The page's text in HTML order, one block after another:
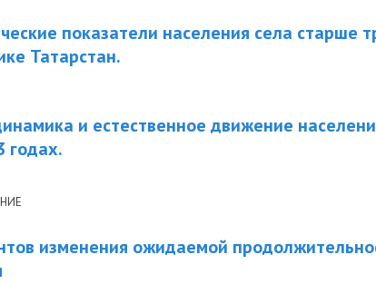
показатели населения села старше
Татарстан.
и естественное движение
годах.
изменения ожидаемой